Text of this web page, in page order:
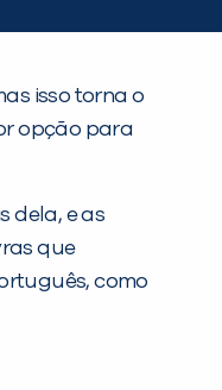
isso torna o
opção para
dela, e as
que
como